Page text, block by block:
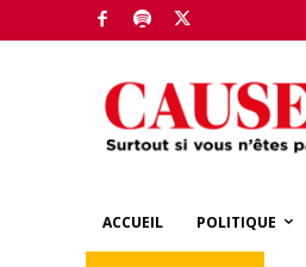
ACCUEIL POLITIQUE